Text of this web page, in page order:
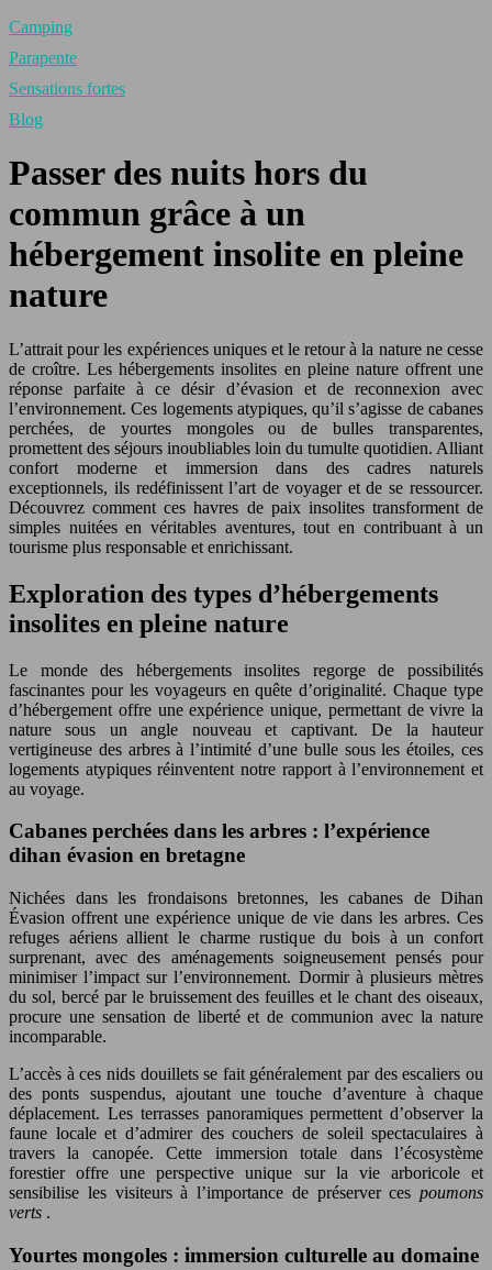
Camping
Parapente
Sensations fortes
Blog
Passer des nuits hors du
commun grâce à un
hébergement insolite en pleine
nature
L’attrait pour les expériences uniques et le retour à la nature ne cesse
de croître. Les hébergements insolites en pleine nature offrent une
réponse parfaite à ce désir d’évasion et de reconnexion avec
l’environnement. Ces logements atypiques, qu’il s’agisse de cabanes
perchées, de yourtes mongoles ou de bulles transparentes,
promettent des séjours inoubliables loin du tumulte quotidien. Alliant
confort moderne et immersion dans des cadres naturels
exceptionnels, ils redéfinissent l’art de voyager et de se ressourcer.
Découvrez comment ces havres de paix insolites transforment de
simples nuitées en véritables aventures, tout en contribuant à un
tourisme plus responsable et enrichissant.
Exploration des types d’hébergements
insolites en pleine nature
Le monde des hébergements insolites regorge de possibilités
fascinantes pour les voyageurs en quête d’originalité. Chaque type
d’hébergement offre une expérience unique, permettant de vivre la
nature sous un angle nouveau et captivant. De la hauteur
vertigineuse des arbres à l’intimité d’une bulle sous les étoiles, ces
logements atypiques réinventent notre rapport à l’environnement et
au voyage.
Cabanes perchées dans les arbres : l’expérience
dihan évasion en bretagne
Nichées dans les frondaisons bretonnes, les cabanes de Dihan
Évasion offrent une expérience unique de vie dans les arbres. Ces
refuges aériens allient le charme rustique du bois à un confort
surprenant, avec des aménagements soigneusement pensés pour
minimiser l’impact sur l’environnement. Dormir à plusieurs mètres
du sol, bercé par le bruissement des feuilles et le chant des oiseaux,
procure une sensation de liberté et de communion avec la nature
incomparable.
L’accès à ces nids douillets se fait généralement par des escaliers ou
des ponts suspendus, ajoutant une touche d’aventure à chaque
déplacement. Les terrasses panoramiques permettent d’observer la
faune locale et d’admirer des couchers de soleil spectaculaires à
travers la canopée. Cette immersion totale dans l’écosystème
forestier offre une perspective unique sur la vie arboricole et
sensibilise les visiteurs à l’importance de préserver ces poumons
verts .
Yourtes mongoles : immersion culturelle au domaine